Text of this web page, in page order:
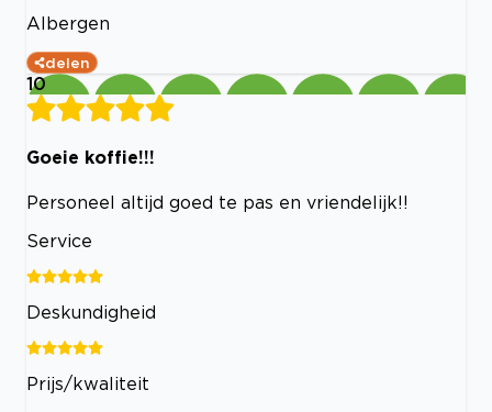
Albergen
delen
10
Goeie koffie!!!
Personeel altijd goed te pas en vriendelijk!!
Service
Deskundigheid
Prijs/kwaliteit